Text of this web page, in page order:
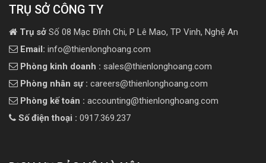
TRỤ SỞ CÔNG TY
Trụ sở Số 08 Mạc Đĩnh Chi, P Lê Mao, TP Vinh, Nghệ An
Email: info@thienlonghoang.com
Phòng kinh doanh : sales@thienlonghoang.com
Phòng nhân sự : careers@thienlonghoang.com
Phòng kế toán : accounting@thienlonghoang.com
Số điện thoại : 0917.369.237